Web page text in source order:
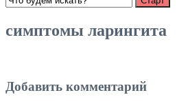
симптомы ларингита
Добавить комментарий